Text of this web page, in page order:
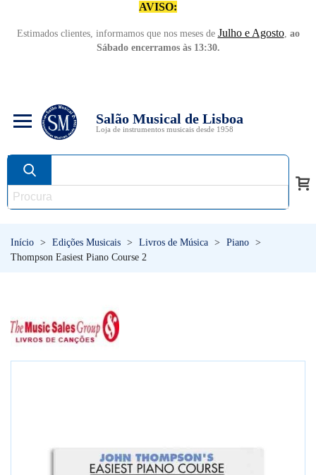
AVISO:
Estimados clientes, informamos que nos meses de Julho e Agosto, ao
Sábado encerramos às 13:30.
Salão Musical de Lisboa
Loja de instrumentos musicais desde 1958
Início > Edições Musicais > Livros de Música > Piano >
Thompson Easiest Piano Course 2